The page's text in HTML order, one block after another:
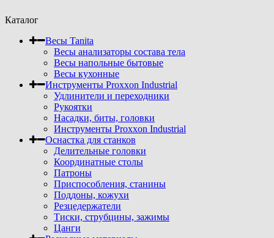
Каталог
Весы Tanita
Весы анализаторы состава тела
Весы напольные бытовые
Весы кухонные
Инструменты Proxxon Industrial
Удлинители и переходники
Рукоятки
Насадки, биты, головки
Инструменты Proxxon Industrial
Оснастка для станков
Делительные головки
Координатные столы
Патроны
Приспособления, станины
Поддоны, кожухи
Резцедержатели
Тиски, струбцины, зажимы
Цанги